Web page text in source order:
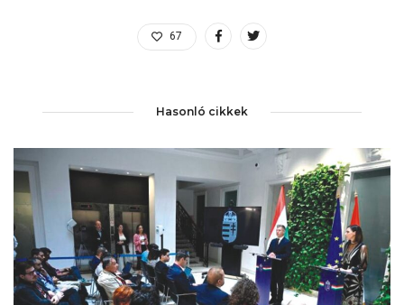
67
Hasonló cikkek